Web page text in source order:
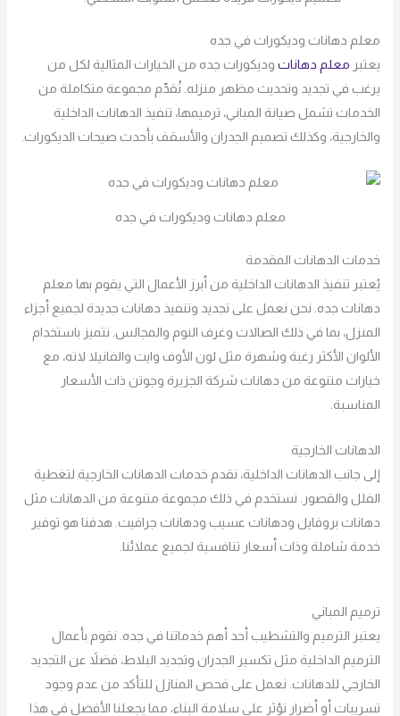
معلم دهانات وديكورات في جده
يعتبر معلم دهانات وديكورات جده من الخيارات المثالية لكل من
يرغب في تجديد وتحديث مظهر منزله. نُقدِّم مجموعة متكاملة من
الخدمات تشمل صيانة المباني، ترميمها، تنفيذ الدهانات الداخلية
والخارجية، وكذلك تصميم الجدران والأسقف بأحدث صيحات الديكورات.
معلم دهانات وديكورات في جده
خدمات الدهانات المقدمة
يُعتبر تنفيذ الدهانات الداخلية من أبرز الأعمال التي يقوم بها معلم
دهانات جده. نحن نعمل على تجديد وتنفيذ دهانات جديدة لجميع أجزاء
المنزل، بما في ذلك الصالات وغرف النوم والمجالس. نتميز باستخدام
الألوان الأكثر رغبة وشهرة مثل لون الأوف وايت والفانيلا لاته، مع
خيارات متنوعة من دهانات شركة الجزيرة وجوتن ذات الأسعار
المناسبة.
الدهانات الخارجية
إلى جانب الدهانات الداخلية، نقدم خدمات الدهانات الخارجية لتغطية
الفلل والقصور. نستخدم في ذلك مجموعة متنوعة من الدهانات مثل
دهانات بروفايل ودهانات عسيب ودهانات جرافيت. هدفنا هو توفير
خدمة شاملة وذات أسعار تنافسية لجميع عملائنا.
ترميم المباني
يعتبر الترميم والتشطيب أحد أهم خدماتنا في جده. نقوم بأعمال
الترميم الداخلية مثل تكسير الجدران وتجديد البلاط، فضلاً عن التجديد
الخارجي للدهانات. نعمل على فحص المنازل للتأكد من عدم وجود
تسريبات أو أضرار تؤثر على سلامة البناء، مما يجعلنا الأفضل في هذا